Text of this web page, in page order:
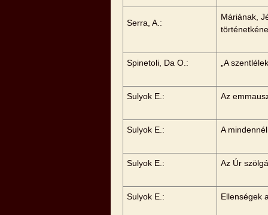
Serra, A.:
Máriának,
Spinetoli, Da O.: „A
Sulyok E.: Az
Sulyok E.: A
Sulyok E.: Az Úr
Sulyok E.: Ellenségek